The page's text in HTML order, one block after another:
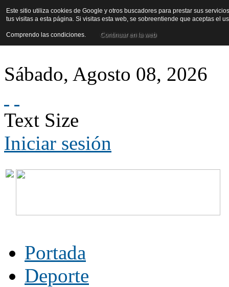
Sábado, Agosto 08, 2026
Text Size
Iniciar sesión
Portada
Deporte
Este sitio utiliza cookies de Google y otros buscadores para prestar sus
tus visitas a esta página. Si visitas esta web, se sobreentiende que aceptas el
Comprendo las condiciones. Continuar en la web